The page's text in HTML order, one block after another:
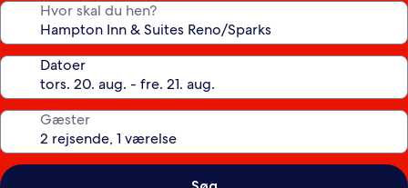
Hvor skal du hen?
Datoer
Gæster